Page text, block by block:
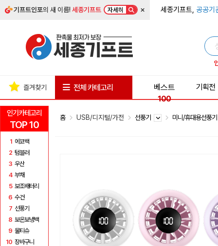
기프트인포의 새 이름!세종기프트 자세히 × 세종기프트, 공공기
인기카테고리
TOP 10
1 에코백
2 텀블러
3 우산
4 부채
5 보조배터리
6 수건
7 선풍기
8 보온보냉백
9 물티슈
10 장바구니
즐겨찾기 전체 카테고리
베스트
100
기획전
홈 USB/디지털/가전 선풍기 미니/휴대용선풍